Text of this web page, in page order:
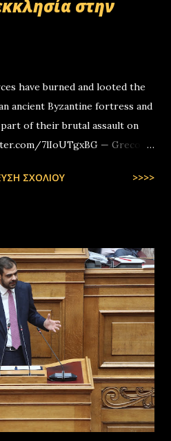
στην
have burned and looted the
ancient Byzantine fortress and
of their brutal assault on
7lIoUTgxBG — Greco-
ΣΧΟΛΊΟΥ >>>>